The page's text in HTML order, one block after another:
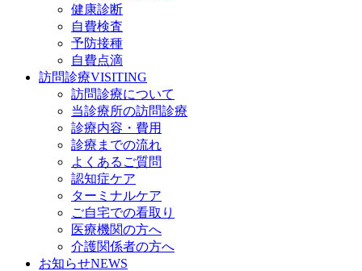
健康診断
自費検査
予防接種
自費点滴
訪問診療VISITING
訪問診療について
当診療所の訪問診療
診療内容・費用
診療までの流れ
よくあるご質問
認知症ケア
ターミナルケア
ご自宅での看取り
医療機関の方へ
介護関係者の方へ
お知らせNEWS